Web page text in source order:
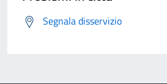
Segnala disservizio